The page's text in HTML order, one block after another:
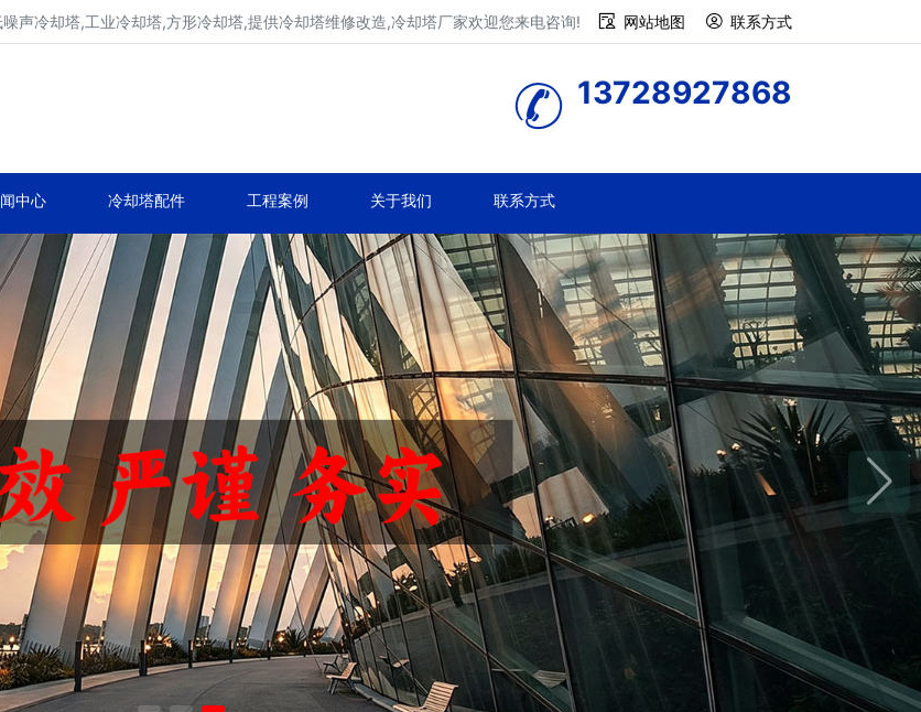
声冷却塔,工业冷却塔,方形冷却塔,提供冷却塔维修改造,冷却塔厂家欢迎您来电咨询! 网站地图 联系方式
13728927868
中心 冷却塔配件 工程案例 关于我们 联系方式